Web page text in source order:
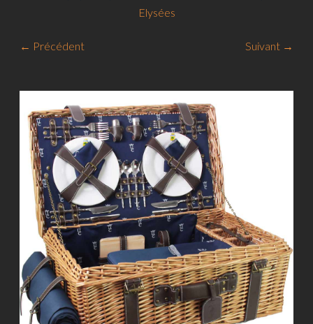
Elysées
← Précédent Suivant →